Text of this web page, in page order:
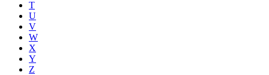
T
U
V
W
X
Y
Z